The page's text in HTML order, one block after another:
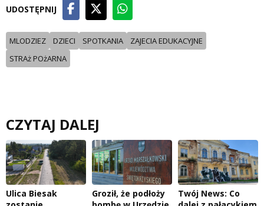
UDOSTĘPNIJ
MLODZIEZ DZIECI SPOTKANIA
ZAJECIA EDUKACYJNE
STRAż POżARNA
CZYTAJ DALEJ
Ulica Biesak
Groził, że podłoży
Twój News: Co